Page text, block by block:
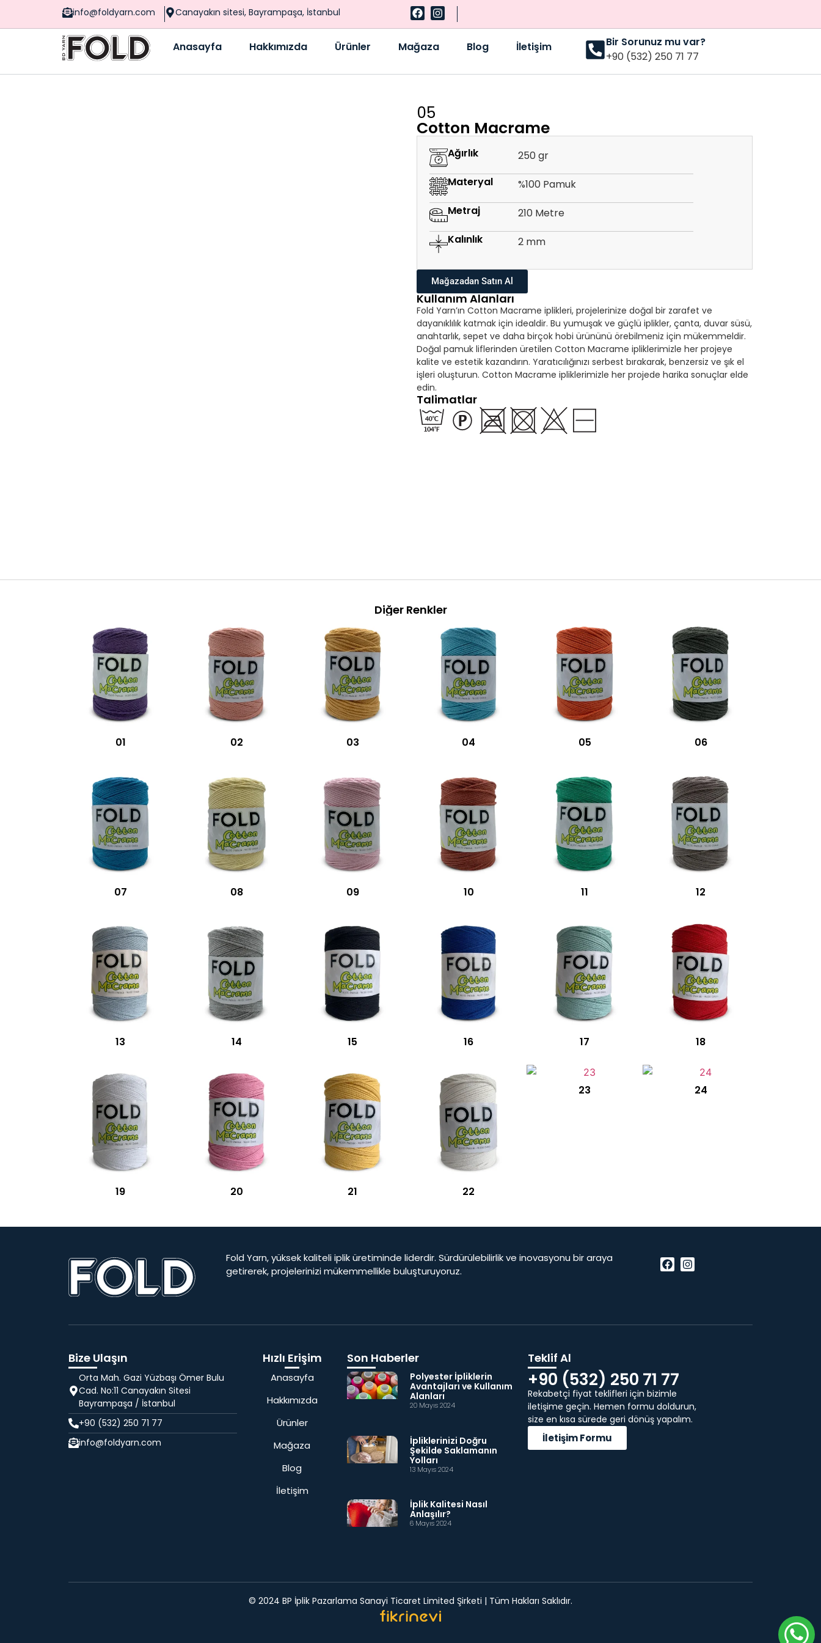
info@foldyarn.com Canayakın sitesi, Bayrampaşa, İstanbul
Anasayfa Hakkımızda Ürünler Mağaza Blog İletişim
Bir Sorunuz mu var?
+90 (532) 250 71 77
05
Cotton Macrame
Ağırlık
250 gr
Materyal
%100 Pamuk
Metraj
210 Metre
Kalınlık
2 mm
Mağazadan Satın Al
Kullanım Alanları
Fold Yarn’ın Cotton Macrame iplikleri, projelerinize doğal bir zarafet ve
dayanıklılık katmak için idealdir. Bu yumuşak ve güçlü iplikler, çanta, duvar süsü,
anahtarlık, sepet ve daha birçok hobi ürününü örebilmeniz için mükemmeldir.
Doğal pamuk liflerinden üretilen Cotton Macrame ipliklerimizle her projeye
kalite ve estetik kazandırın. Yaratıcılığınızı serbest bırakarak, benzersiz ve şık el
işleri oluşturun. Cotton Macrame ipliklerimizle her projede harika sonuçlar elde
edin.
Talimatlar
Diğer Renkler
01 02 03 04 05 06
07 08 09 10 11 12
13 14 15 16 17 18
19 20 21 22
23 24
Fold Yarn, yüksek kaliteli iplik üretiminde liderdir. Sürdürülebilirlik ve inovasyonu bir araya
getirerek, projelerinizi mükemmellikle buluşturuyoruz.
Bize Ulaşın
Orta Mah. Gazi Yüzbaşı Ömer Bulu
Cad. No:11 Canayakın Sitesi
Bayrampaşa / İstanbul
+90 (532) 250 71 77
info@foldyarn.com
Hızlı Erişim
Anasayfa
Hakkımızda
Ürünler
Mağaza
Blog
İletişim
Son Haberler
Polyester İpliklerin
Avantajları ve Kullanım
Alanları
20 Mayıs 2024
İpliklerinizi Doğru
Şekilde Saklamanın
Yolları
13 Mayıs 2024
İplik Kalitesi Nasıl
Anlaşılır?
6 Mayıs 2024
Teklif Al
+90 (532) 250 71 77
Rekabetçi fiyat teklifleri için bizimle
iletişime geçin. Hemen formu doldurun,
size en kısa sürede geri dönüş yapalım.
İletişim Formu
© 2024 BP İplik Pazarlama Sanayi Ticaret Limited Şirketi | Tüm Hakları Saklıdır.